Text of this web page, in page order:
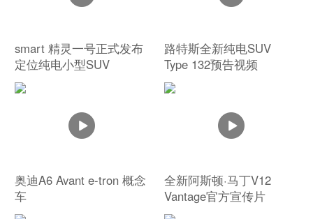
smart 精灵一号正式发布
定位纯电小型SUV
路特斯全新纯电SUV
Type 132预告视频
奥迪A6 Avant e-tron 概念
车
全新阿斯顿·马丁V12
Vantage官方宣传片